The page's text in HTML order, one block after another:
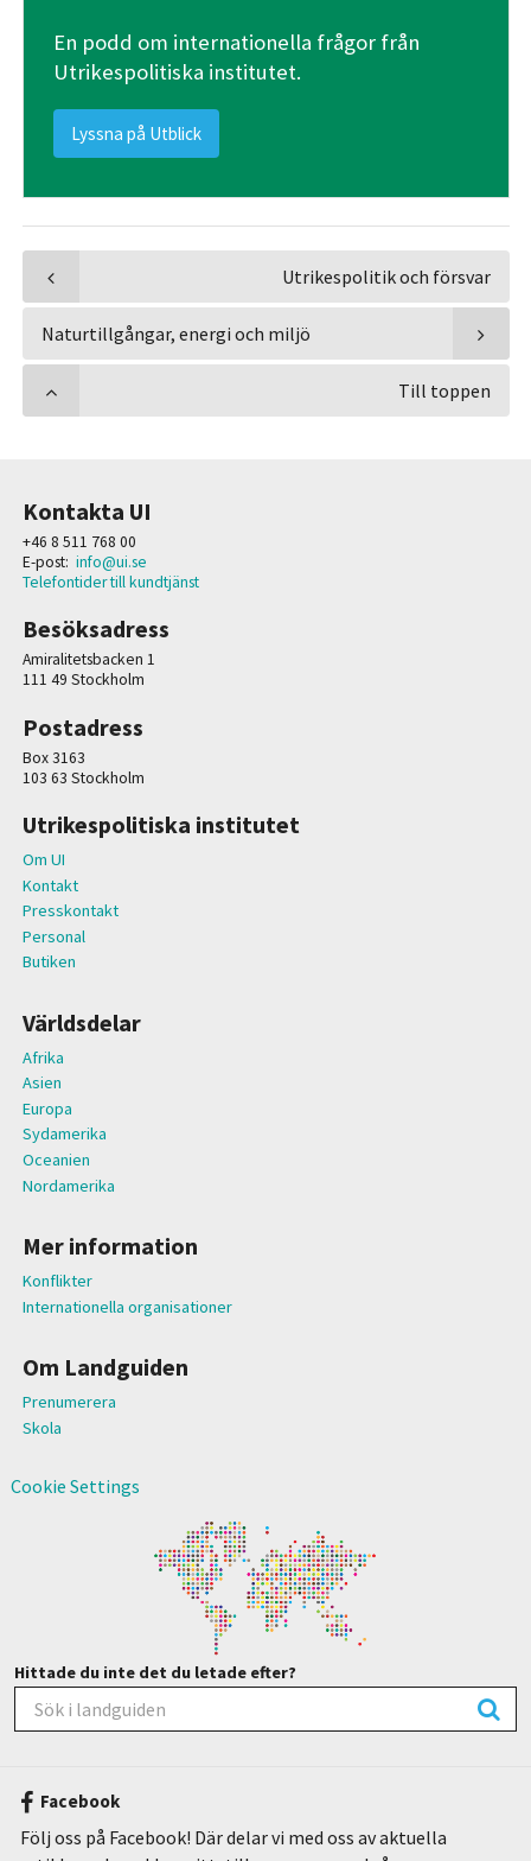
En podd om internationella frågor från
Utrikespolitiska institutet.
Lyssna på Utblick
Utrikespolitik och försvar
Naturtillgångar, energi och miljö
Till toppen
Kontakta UI
+46 8 511 768 00
E-post: info@ui.se
Telefontider till kundtjänst
Besöksadress
Amiralitetsbacken 1
111 49 Stockholm
Postadress
Box 3163
103 63 Stockholm
Utrikespolitiska institutet
Om UI
Kontakt
Presskontakt
Personal
Butiken
Världsdelar
Afrika
Asien
Europa
Sydamerika
Oceanien
Nordamerika
Mer information
Konflikter
Internationella organisationer
Om Landguiden
Prenumerera
Skola
Cookie Settings
Hittade du inte det du letade efter?
Facebook
Följ oss på Facebook! Där delar vi med oss av aktuella